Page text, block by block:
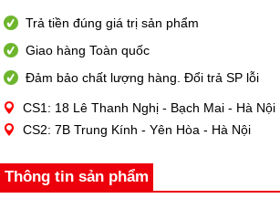
Trả tiền đúng giá trị sản phẩm
Giao hàng Toàn quốc
Đảm bảo chất lượng hàng. Đổi trả SP lỗi
CS1: 18 Lê Thanh Nghị - Bạch Mai - Hà Nội
CS2: 7B Trung Kính - Yên Hòa - Hà Nội
Thông tin sản phẩm